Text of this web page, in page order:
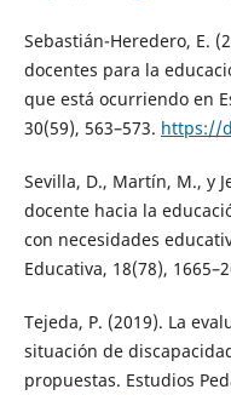
Sebastián-Heredero, E.
docentes para la
que está ocurriendo en
30(59), 563–573. https://
Sevilla, D., Martín, M., y
docente hacia la
con necesidades
Educativa, 18(78),
Tejeda, P. (2019). La
situación de
propuestas. Estudios